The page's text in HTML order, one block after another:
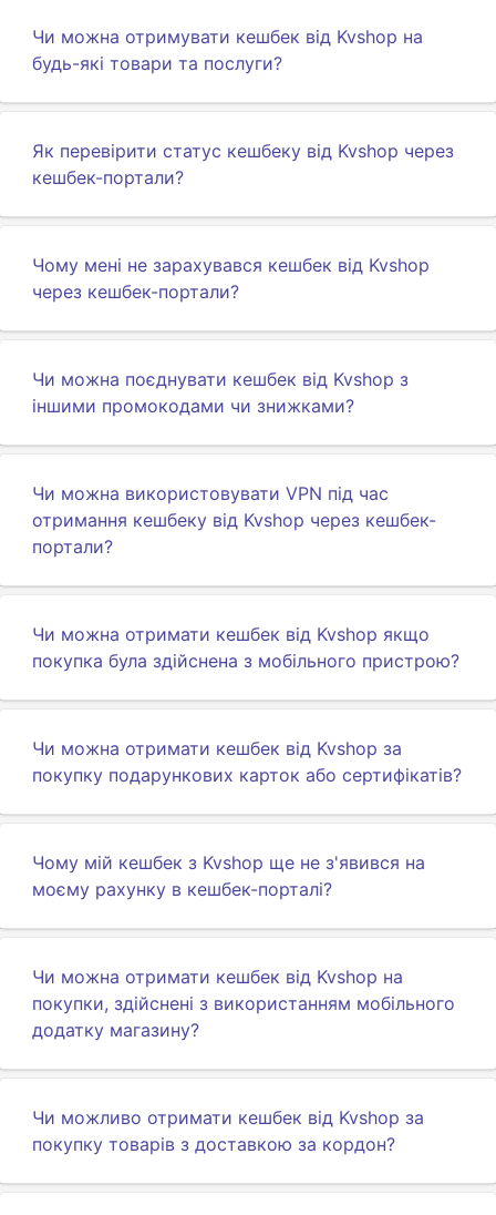
Чи можна отримувати кешбек від Kvshop на
будь-які товари та послуги?
Як перевірити статус кешбеку від Kvshop через
кешбек-портали?
Чому мені не зарахувався кешбек від Kvshop
через кешбек-портали?
Чи можна поєднувати кешбек від Kvshop з
іншими промокодами чи знижками?
Чи можна використовувати VPN під час
отримання кешбеку від Kvshop через кешбек-
портали?
Чи можна отримати кешбек від Kvshop якщо
покупка була здійснена з мобільного пристрою?
Чи можна отримати кешбек від Kvshop за
покупку подарункових карток або сертифікатів?
Чому мій кешбек з Kvshop ще не з'явився на
моєму рахунку в кешбек-порталі?
Чи можна отримати кешбек від Kvshop на
покупки, здійснені з використанням мобільного
додатку магазину?
Чи можливо отримати кешбек від Kvshop за
покупку товарів з доставкою за кордон?